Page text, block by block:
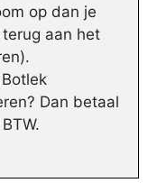
op dan je
aan het
Dan betaal